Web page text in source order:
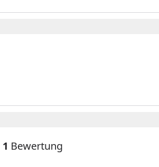
1 Bewertung